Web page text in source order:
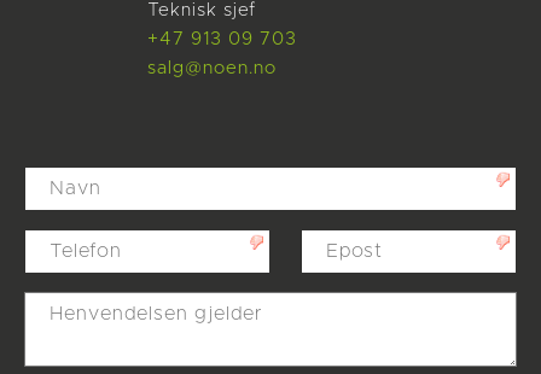
Teknisk sjef
+47 913 09 703
salg@noen.no